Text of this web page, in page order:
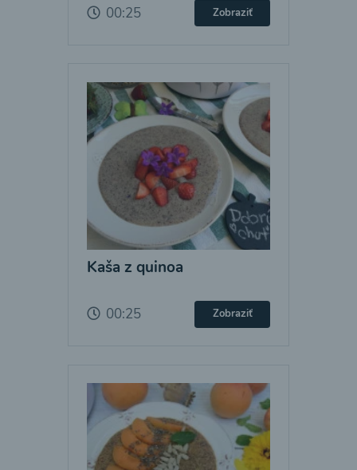
00:25 Zobraziť
Kaša z quinoa
00:25 Zobraziť